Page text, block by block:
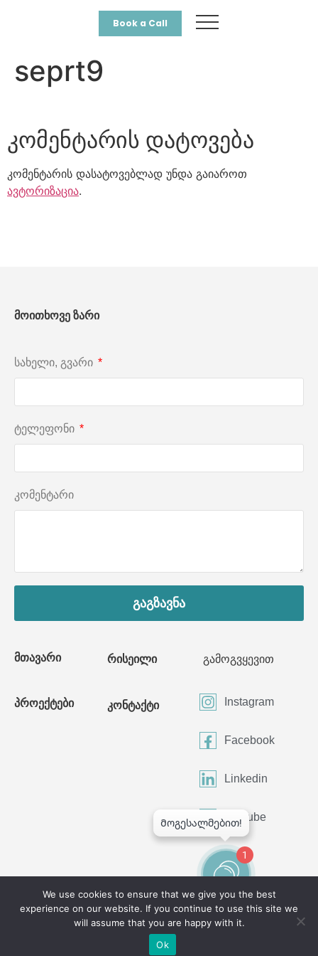
Book a Call
seprt9
კომენტარის დატოვება
კომენტარის დასატოვებლად უნდა გაიაროთ
ავტორიზაცია.
©2024 All Rights Reserved
მთავარი
პროექტები
რისეილი
კონტაქტი
გამოგვყევით
Instagram
Facebook
Linkedin
Youtube
მოითხოვე ზარი
სახელი, გვარი
ტელეფონი
კომენტარი
გაგზავნა
1
We use cookies to ensure that we give you the best
experience on our website. If you continue to use this site we
will assume that you are happy with it.
Ok